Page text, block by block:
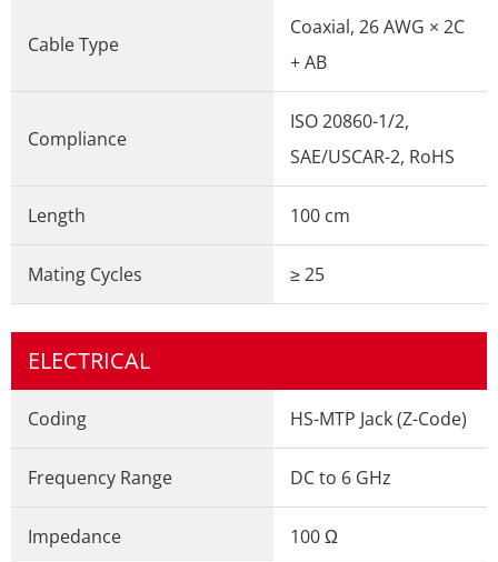
Cable Type
Coaxial, 26 AWG × 2C
+ AB
Compliance
ISO 20860-1/2,
SAE/USCAR-2, RoHS
Length 100 cm
Mating Cycles ≥ 25
ELECTRICAL
Coding HS-MTP Jack (Z-Code)
Frequency Range DC to 6 GHz
Impedance 100 Ω